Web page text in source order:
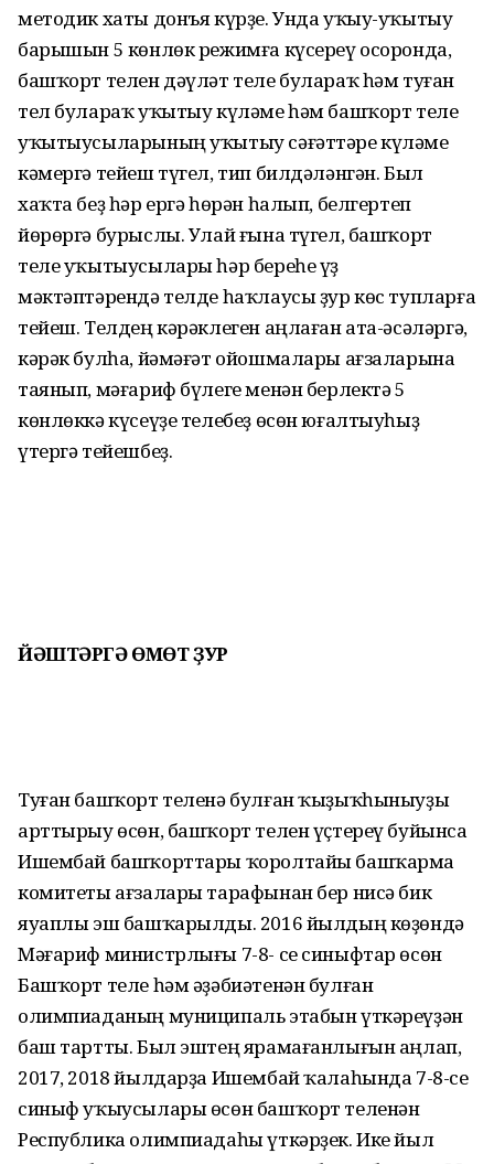
методик хаты донъя күрҙе. Унда уҡыу-уҡытыу
барышын 5 көнлөк режимға күсереү осоронда,
башҡорт телен дәүләт теле булараҡ һәм туған
тел булараҡ уҡытыу күләме һәм башҡорт теле
уҡытыусыларының уҡытыу сәғәттәре күләме
кәмергә тейеш түгел, тип билдәләнгән. Был
хаҡта беҙ һәр ергә һөрән һалып, белгертеп
йөрөргә бурыслы. Улай ғына түгел, башҡорт
теле уҡытыусылары һәр береһе үҙ
мәктәптәрендә телде һаҡлаусы ҙур көс тупларға
тейеш. Телдең кәрәклеген аңлаған ата-әсәләргә,
кәрәк булһа, йәмәғәт ойошмалары ағзаларына
таянып, мәғариф бүлеге менән берлектә 5
көнлөккә күсеүҙе телебеҙ өсөн юғалтыуһыҙ
үтергә тейешбеҙ.
ЙӘШТӘРГӘ ӨМӨТ ҘУР
Туған башҡорт теленә булған ҡыҙыҡһыныуҙы
арттырыу өсөн, башҡорт телен үҫтереү буйынса
Ишембай башҡорттары ҡоролтайы башҡарма
комитеты ағзалары тарафынан бер нисә бик
яуаплы эш башҡарылды. 2016 йылдың көҙөндә
Мәғариф министрлығы 7-8- се синыфтар өсөн
Башҡорт теле һәм әҙәбиәтенән булған
олимпиаданың муниципаль этабын үткәреүҙән
баш тартты. Был эштең ярамағанлығын аңлап,
2017, 2018 йылдарҙа Ишембай ҡалаһында 7-8-се
синыф уҡыусылары өсөн башҡорт теленән
Республика олимпиадаһы үткәрҙек. Ике йыл